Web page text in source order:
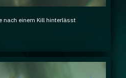
nach einem Kill hinterlässt